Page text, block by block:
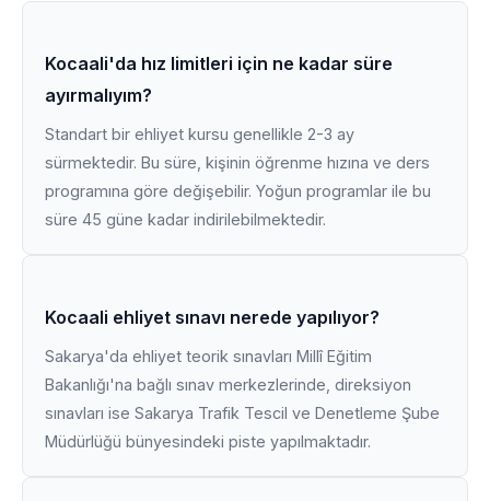
Kocaali'da hız limitleri için ne kadar süre
ayırmalıyım?
Standart bir ehliyet kursu genellikle 2-3 ay
sürmektedir. Bu süre, kişinin öğrenme hızına ve ders
programına göre değişebilir. Yoğun programlar ile bu
süre 45 güne kadar indirilebilmektedir.
Kocaali ehliyet sınavı nerede yapılıyor?
Sakarya'da ehliyet teorik sınavları Millî Eğitim
Bakanlığı'na bağlı sınav merkezlerinde, direksiyon
sınavları ise Sakarya Trafik Tescil ve Denetleme Şube
Müdürlüğü bünyesindeki piste yapılmaktadır.